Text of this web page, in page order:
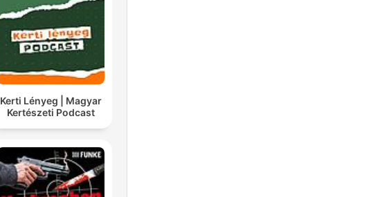
Kerti Lényeg | Magyar
Kertészeti Podcast